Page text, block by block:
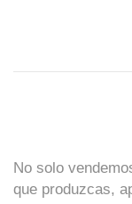
No solo
que produzcas,